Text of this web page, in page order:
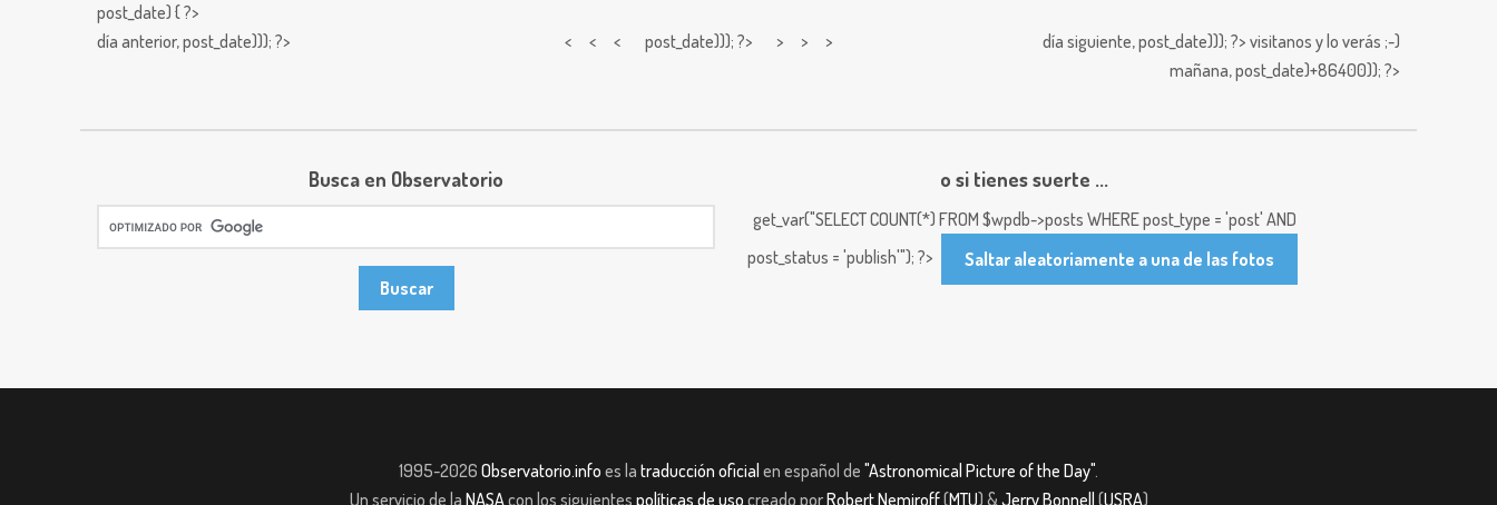
post_date) { ?>
día anterior,post_date))); ?> < < < post_date))); ?> > > > día siguiente,post_date))); ?> visitanos y lo verás ;-)
mañana,post_date)+86400)); ?>
Busca en Observatorio o si tienes suerte ...
get_var("SELECT COUNT(*) FROM $wpdb->posts WHERE post_type = 'post' AND
post_status = 'publish'"); ?>
Saltar aleatoriamente a una de las fotos
1995-2026 Observatorio.info es la traducción oficial en español de "Astronomical Picture of the Day".
Un servicio de la NASAcon los siguientes políticas de uso creado porRobert Nemiroff(MTU) &Jerry Bonnell (USRA)